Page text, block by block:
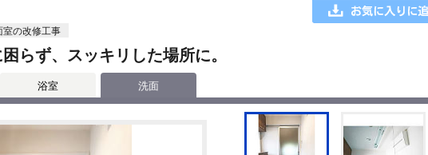
の改修工事
らず、スッキリした場所に。
浴室 洗面